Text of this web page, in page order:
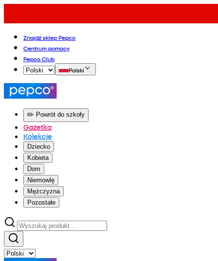
Znajdź sklep Pepco
Centrum pomocy
Pepco Club
Polski
✏️ Powrót do szkoły
Gazetka
Kolekcje
Dziecko
Kobieta
Dom
Niemowlę
Mężczyzna
Pozostałe